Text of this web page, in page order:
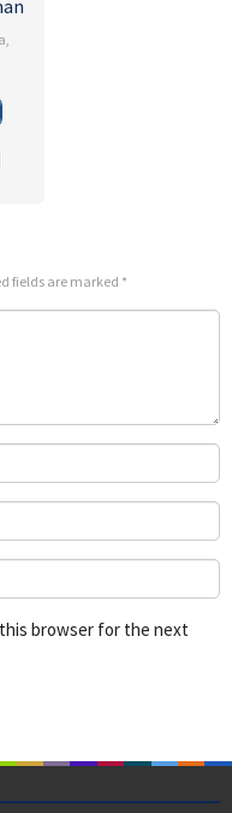
fields are marked *
this browser for the next